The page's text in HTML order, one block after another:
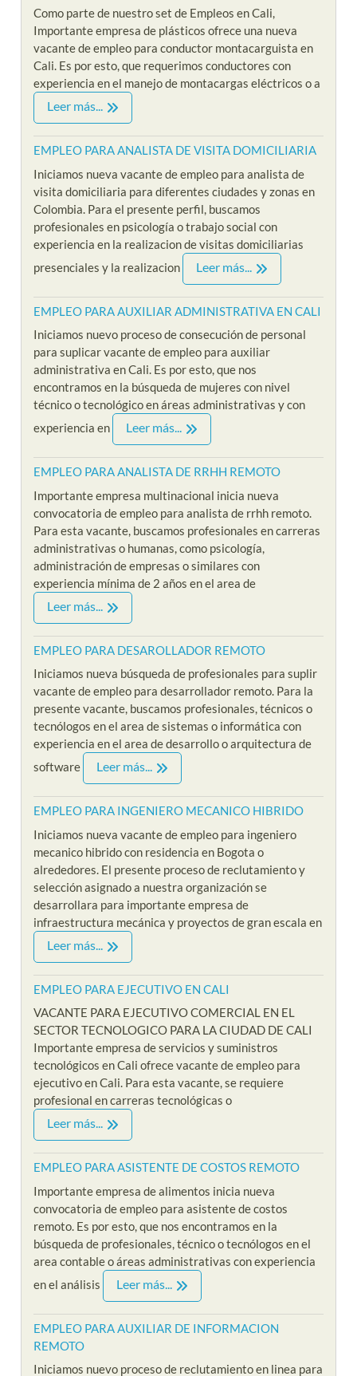
Como parte de nuestro set de Empleos en Cali,
Importante empresa de plásticos ofrece una nueva
vacante de empleo para conductor montacarguista en
Cali. Es por esto, que requerimos conductores con
experiencia en el manejo de montacargas eléctricos o a
Leer más...
EMPLEO PARA ANALISTA DE VISITA DOMICILIARIA
Iniciamos nueva vacante de empleo para analista de
visita domiciliaria para diferentes ciudades y zonas en
Colombia. Para el presente perfil, buscamos
profesionales en psicología o trabajo social con
experiencia en la realizacion de visitas domiciliarias
presenciales y la realizacion
Leer más...
EMPLEO PARA AUXILIAR ADMINISTRATIVA EN CALI
Iniciamos nuevo proceso de consecución de personal
para suplicar vacante de empleo para auxiliar
administrativa en Cali. Es por esto, que nos
encontramos en la búsqueda de mujeres con nivel
técnico o tecnológico en áreas administrativas y con
experiencia en
Leer más...
EMPLEO PARA ANALISTA DE RRHH REMOTO
Importante empresa multinacional inicia nueva
convocatoria de empleo para analista de rrhh remoto.
Para esta vacante, buscamos profesionales en carreras
administrativas o humanas, como psicología,
administración de empresas o similares con
experiencia mínima de 2 años en el area de
Leer más...
EMPLEO PARA DESAROLLADOR REMOTO
Iniciamos nueva búsqueda de profesionales para suplir
vacante de empleo para desarrollador remoto. Para la
presente vacante, buscamos profesionales, técnicos o
tecnólogos en el area de sistemas o informática con
experiencia en el area de desarrollo o arquitectura de
software
Leer más...
EMPLEO PARA INGENIERO MECANICO HIBRIDO
Iniciamos nueva vacante de empleo para ingeniero
mecanico hibrido con residencia en Bogota o
alrededores. El presente proceso de reclutamiento y
selección asignado a nuestra organización se
desarrollara para importante empresa de
infraestructura mecánica y proyectos de gran escala en
Leer más...
EMPLEO PARA EJECUTIVO EN CALI
VACANTE PARA EJECUTIVO COMERCIAL EN EL
SECTOR TECNOLOGICO PARA LA CIUDAD DE CALI
Importante empresa de servicios y suministros
tecnológicos en Cali ofrece vacante de empleo para
ejecutivo en Cali. Para esta vacante, se requiere
profesional en carreras tecnológicas o
Leer más...
EMPLEO PARA ASISTENTE DE COSTOS REMOTO
Importante empresa de alimentos inicia nueva
convocatoria de empleo para asistente de costos
remoto. Es por esto, que nos encontramos en la
búsqueda de profesionales, técnico o tecnólogos en el
area contable o áreas administrativas con experiencia
en el análisis
Leer más...
EMPLEO PARA AUXILIAR DE INFORMACION
REMOTO
Iniciamos nuevo proceso de reclutamiento en linea para